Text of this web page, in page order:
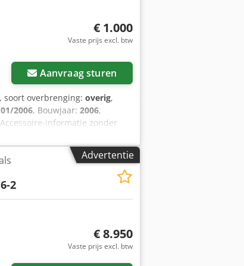
€ 1.000
Vaste prijs excl. btw
Aanvraag sturen
, soort overbrenging: overig,
01/2006, Bouwjaar: 2006,
informatie zonder
Sw Sopfx Ahmjrf
Advertentie
2
€ 8.950
Vaste prijs excl. btw